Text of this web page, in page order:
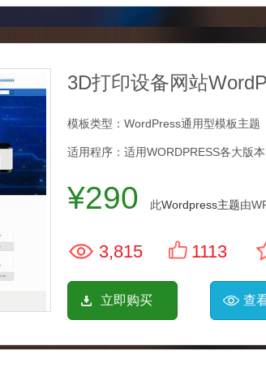
3D打印设备网站
模板类型：WordPress通用型模板主题
适用程序：适用WORDPRESS各大版本
¥290 此Wordpress主题由
3,815 1113
立即购买 查